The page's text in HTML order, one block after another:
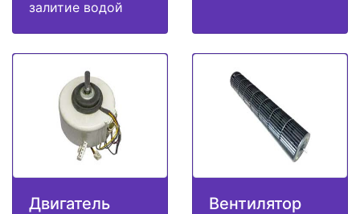
залитие водой
Двигатель Вентилятор